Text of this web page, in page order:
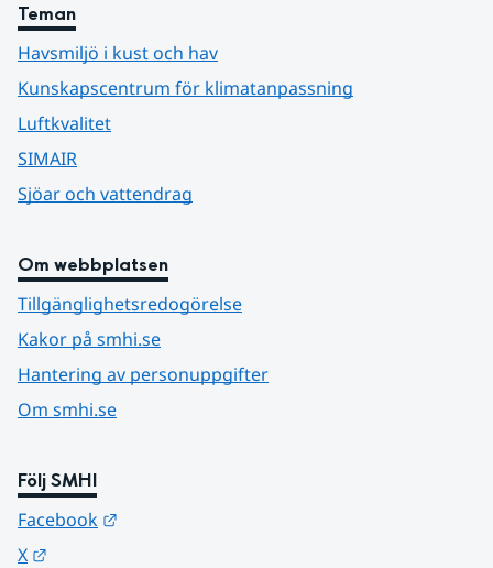
Teman
Havsmiljö i kust och hav
Kunskapscentrum för klimatanpassning
Luftkvalitet
SIMAIR
Sjöar och vattendrag
Om webbplatsen
Tillgänglighetsredogörelse
Kakor på smhi.se
Hantering av personuppgifter
Om smhi.se
Följ SMHI
Facebook
X